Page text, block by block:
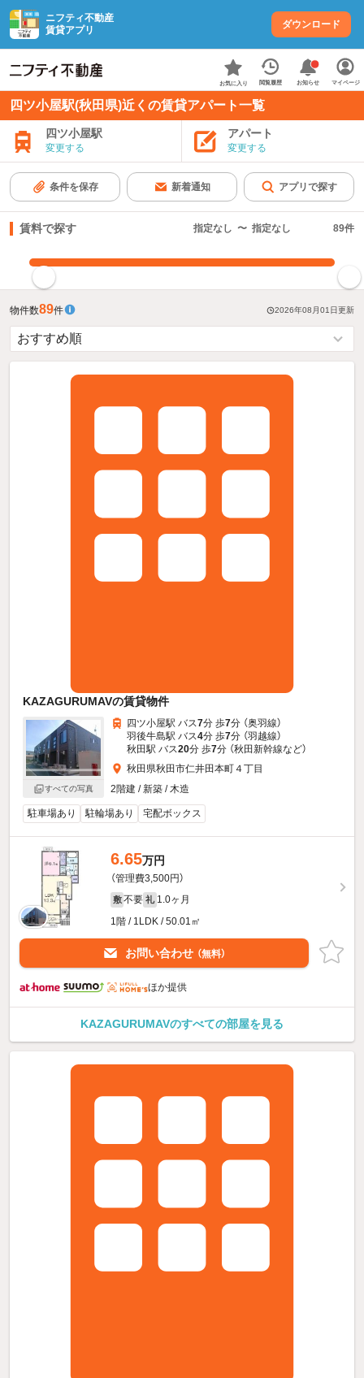
ニフティ不動産
賃貸アプリ
ダウンロード
お気に入り 閲覧履歴 お知らせ マイページ
四ツ小屋駅(秋田県)近くの賃貸アパート一覧
四ツ小屋駅
変更する
アパート
変更する
条件を保存 新着通知 アプリで探す
賃料で探す 指定なし 〜 指定なし 89件
物件数89件 2026年08月01日更新
KAZAGURUMAVの賃貸物件
すべての写真
四ツ小屋駅 バス7分 歩7分 （奥羽線）
羽後牛島駅 バス4分 歩7分 （羽越線）
秋田駅 バス20分 歩7分 （秋田新幹線など）
秋田県秋田市仁井田本町４丁目
2階建 / 新築 / 木造
駐車場あり 駐輪場あり 宅配ボックス
6.65万円
（管理費3,500円）
敷 不要 礼 1.0ヶ月
1階 / 1LDK / 50.01㎡
お問い合わせ （無料）
ほか提供
KAZAGURUMAVのすべての部屋を見る